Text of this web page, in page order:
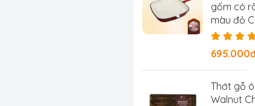
gốm có
màu đỏ
Studio,
695.000đ/
Thớt gỗ
Walnut